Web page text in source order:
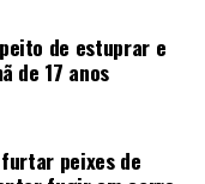
de estuprar e
de 17 anos
peixes de